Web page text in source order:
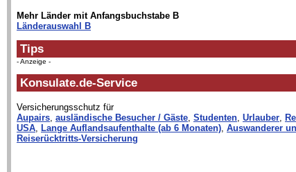
Mehr Länder mit Anfangsbuchstabe B
Länderauswahl B
Tips
- Anzeige -
Konsulate.de-Service
Versicherungsschutz für
Aupairs, ausländische Besucher / Gäste, Studenten, Urlauber,
USA, Lange Auflandsaufenthalte (ab 6 Monaten), Auswanderer
Reiserücktritts-Versicherung